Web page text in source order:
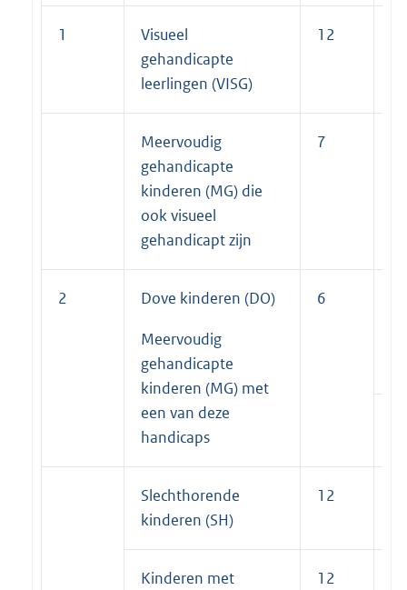
1
Visueel
gehandicapte
leerlingen (VISG)
12
Meervoudig
gehandicapte
kinderen (MG) die
ook visueel
gehandicapt zijn
7
2 Dove kinderen (DO)
Meervoudig
gehandicapte
kinderen (MG) met
een van deze
handicaps
6
Slechthorende
kinderen (SH)
12
Kinderen met
12